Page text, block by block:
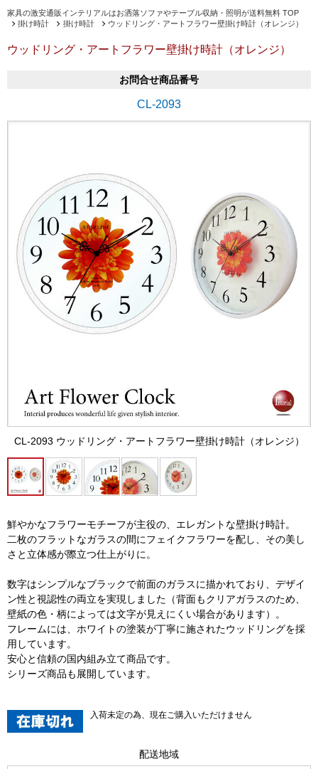
家具の激安通販インテリアルはお洒落ソファやテーブル収納・照明が送料無料 TOP
掛け時計
掛け時計 ウッドリング・アートフラワー壁掛け時計（オレンジ）
ウッドリング・アートフラワー壁掛け時計（オレンジ）
お問合せ商品番号
CL-2093
CL-2093 ウッドリング・アートフラワー壁掛け時計（オレンジ）
鮮やかなフラワーモチーフが主役の、エレガントな壁掛け時計。
二枚のフラットなガラスの間にフェイクフラワーを配し、その美し
さと立体感が際立つ仕上がりに。
数字はシンプルなブラックで前面のガラスに描かれており、デザイ
ン性と視認性の両立を実現しました（背面もクリアガラスのため、
壁紙の色・柄によっては文字が見えにくい場合があります）。
フレームには、ホワイトの塗装が丁寧に施されたウッドリングを採
用しています。
安心と信頼の国内組み立て商品です。
シリーズ商品も展開しています。
入荷未定の為、現在ご購入いただけません
配送地域